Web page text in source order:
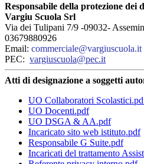
Responsabile della protezione dei
Vargiu Scuola Srl
Via dei Tulipani 7/9 -09032-
03679880926
Email: commerciale@vargiuscuola.it
PEC: vargiuscuola@pec.it
Atti di designazione a soggetti
UO Collaboratori
UO Docenti.pdf
UO DSGA & AA.pdf
Incaricato sito web istituto.pdf
Responsabile G Suite.pdf
Incaricati del trattamento